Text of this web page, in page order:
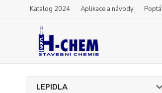
Katalog 2024 Aplikace a návody
LEPIDLA